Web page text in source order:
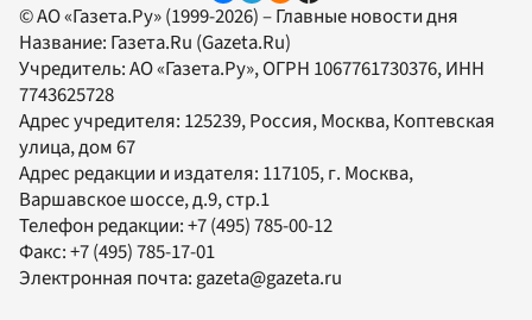
© АО «Газета.Ру» (1999-2026) – Главные новости дня
Название: Газета.Ru (Gazeta.Ru)
Учредитель:АО «Газета.Ру», ОГРН 1067761730376, ИНН
7743625728
Адрес учредителя: 125239, Россия, Москва, Коптевская
улица, дом 67
Адрес редакции и издателя: 117105, г. Москва,
Варшавское шоссе, д.9, стр.1
Телефон редакции:+7 (495) 785-00-12
Факс:+7 (495) 785-17-01
Электронная почта: gazeta@gazeta.ru